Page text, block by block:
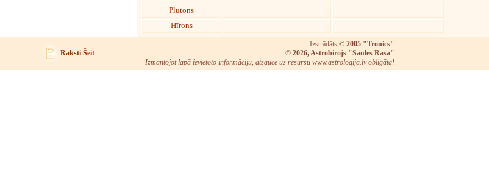
Plutons
Hīrons
Raksti Šeit
Izstrādāts © 2005 "Tronics"
© 2026, Astrobirojs "Saules Rasa"
Izmantojot lapā ievietoto informāciju, atsauce uz resursu www.astrologija.lv obligāta!